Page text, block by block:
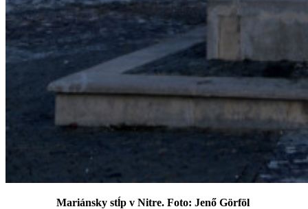
Mariánsky stĺp v Nitre. Foto: Jenő Görföl